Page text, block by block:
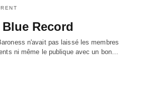
Record
n'avait pas laissé les membres
ni même le publique avec un bon…